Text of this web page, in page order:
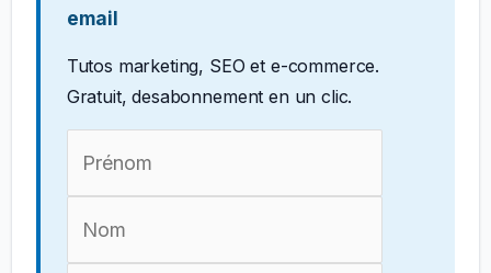
email
Tutos marketing, SEO et e-commerce.
Gratuit, desabonnement en un clic.